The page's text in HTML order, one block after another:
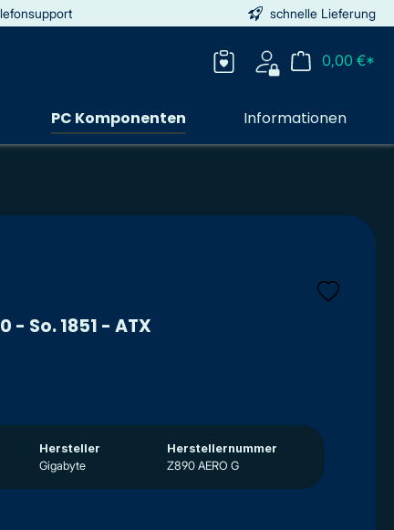
schnelle Lieferung
0,00 €*
PC Komponenten Informationen
So. 1851 - ATX
Hersteller
Gigabyte
Herstellernummer
Z890 AERO G